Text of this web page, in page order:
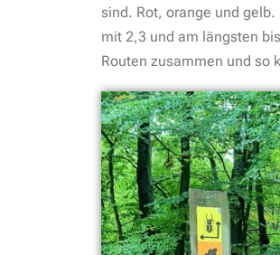
sind. Rot, orange und
mit 2,3 und am längsten
Routen zusammen und so